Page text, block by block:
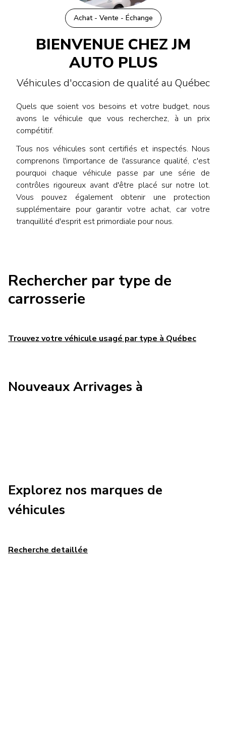
Achat - Vente - Échange
BIENVENUE CHEZJM
AUTO PLUS
Véhicules d'occasion de qualité au Québec
Quels que soient vos besoins et votre budget, nous
avons le véhicule que vous recherchez, à un prix
compétitif.
Tous nos véhicules sont certifiés et inspectés. Nous
comprenons l'importance de l'assurance qualité, c'est
pourquoi chaque véhicule passe par une série de
contrôles rigoureux avant d'être placé sur notre lot.
Vous pouvez également obtenir une protection
supplémentaire pour garantir votre achat, car votre
tranquillité d'esprit est primordiale pour nous.
Rechercher par type de
carrosserie
Trouvez votre véhicule usagé par type à Québec
Nouveaux Arrivages à
Explorez nos marques de
véhicules
Recherche detaillée